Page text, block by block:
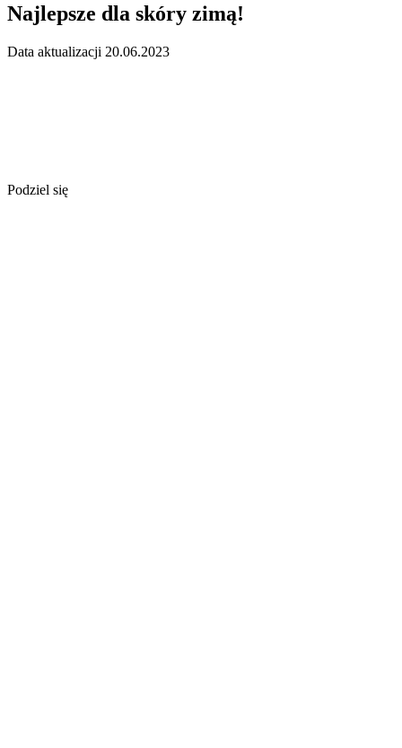
Najlepsze dla skóry zimą!
Data aktualizacji 20.06.2023
Podziel się